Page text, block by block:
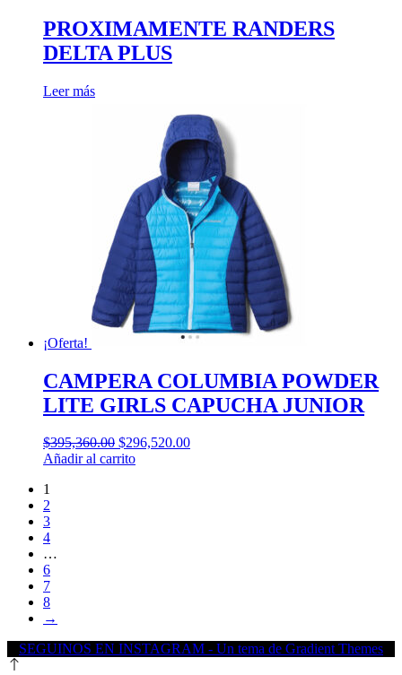
PROXIMAMENTE RANDERS
DELTA PLUS
Leer más
¡Oferta!
CAMPERA COLUMBIA POWDER
LITE GIRLS CAPUCHA JUNIOR
$395,360.00 El
precio
$296,520.00El
Añadir al carrito
1
2
3
4
…
6
7
8
→
SEGUINOS EN INSTAGRAM - Un tema de Gradient Themes